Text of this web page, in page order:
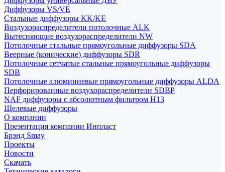
Диффузоры VS/VE
Стальные диффузоры KK/KE
Воздухораспределители потолочные ALK
Вытесняющие воздухораспределители NW
Потолочные стальные прямоугольные диффузоры SDA
Веерные (конические) диффузоры SDR
Потолочные сетчатые стальные прямоугольные диффузоры
SDB
Потолочные алюминиевые прямоугольные диффузоры ALDA
Перфорированные воздухораспределители SDBP
NAF диффузоры с абсолютным фильтром Н13
Щелевые диффузоры
О компании
Презентация компании Инпласт
Брэнд Smay
Проекты
Новости
Скачать